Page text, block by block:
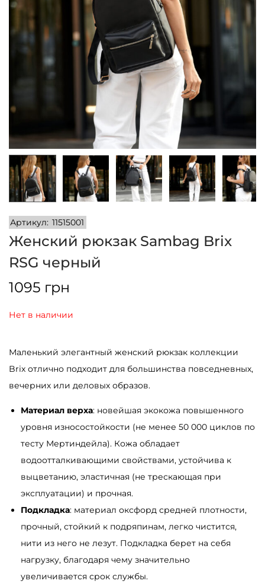
и
о
у
Артикул: 11515001
Женский рюкзак Sambag Brix
RSG черный
1095 грн
Нет в наличии
Маленький элегантный женский рюкзак коллекции
Brix отлично подходит для большинства повседневных,
вечерних или деловых образов.
Материал верха: новейшая экокожа повышенного
уровня износостойкости (не менее 50 000 циклов по
тесту Мертиндейла). Кожа обладает
водоотталкивающими свойствами, устойчива к
выцветанию, эластичная (не трескающая при
эксплуатации) и прочная.
Подкладка: материал оксфорд средней плотности,
прочный, стойкий к подряпинам, легко чистится,
нити из него не лезут. Подкладка берет на себя
нагрузку, благодаря чему значительно
увеличивается срок службы.